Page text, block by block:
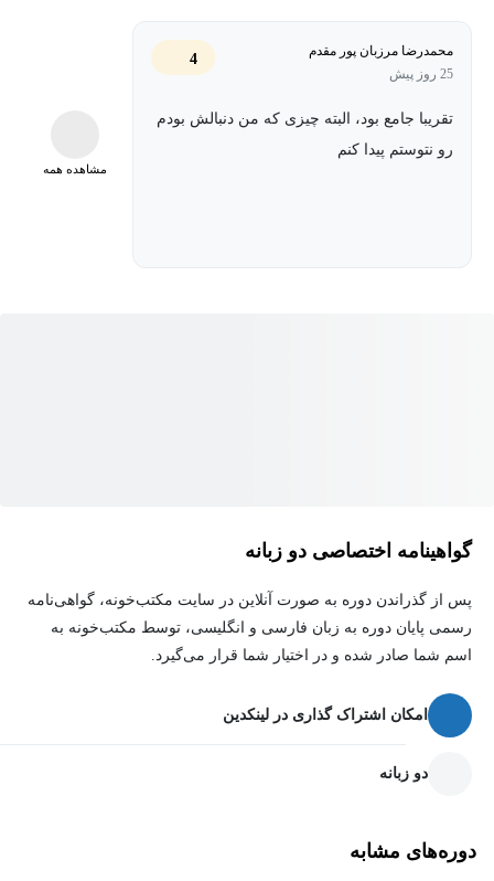
محمدرضا مرزبان پور مقدم
25 روز پیش
4
تقریبا جامع بود، البته چیزی که من دنبالش بودم
رو نتوستم پیدا کنم
مشاهده همه
گواهینامه اختصاصی دو زبانه
پس از گذراندن دوره به صورت آنلاین در سایت مکتب‌خونه، گواهی‌نامه
رسمی پایان دوره به زبان فارسی و انگلیسی، توسط مکتب‌خونه به
اسم شما صادر شده و در اختیار شما قرار می‌گیرد.
امکان اشتراک گذاری در لینکدین
دو زبانه
دوره‌های مشابه